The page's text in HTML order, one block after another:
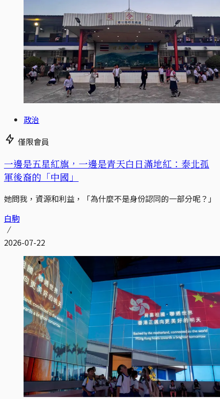
政治
僅限會員
一邊是五星紅旗，一邊是青天白日滿地紅：泰北孤
軍後裔的「中國」
她問我，資源和利益，「為什麼不是身份認同的一部分呢？」
白駒
2026-07-22